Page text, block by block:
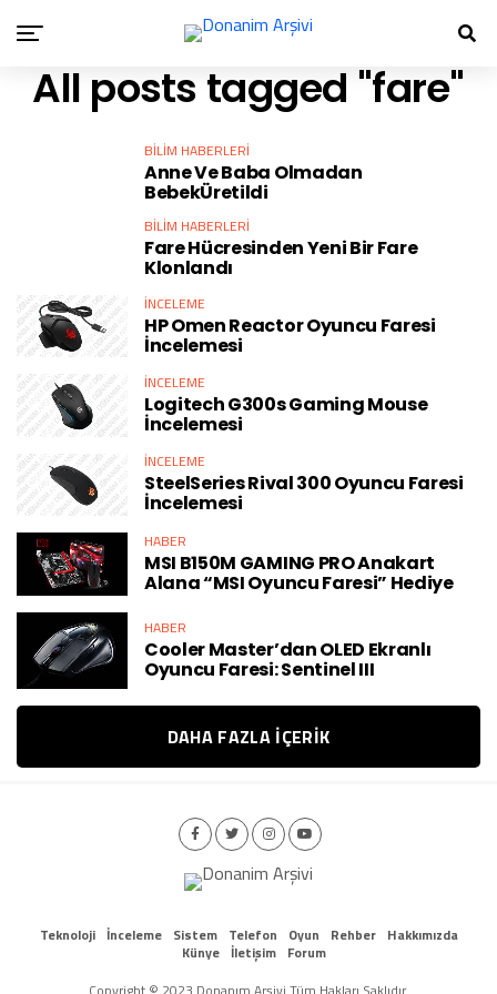
All posts tagged "fare"
BILIM HABERLERI
Anne Ve Baba Olmadan
BebekÜretildi
BILIM HABERLERI
Fare Hücresinden Yeni Bir Fare
Klonlandı
İNCELEME
HP Omen Reactor Oyuncu Faresi
İncelemesi
İNCELEME
Logitech G300s Gaming Mouse
İncelemesi
İNCELEME
SteelSeries Rival 300 Oyuncu Faresi
İncelemesi
HABER
MSI B150M GAMING PRO Anakart
Alana “MSI Oyuncu Faresi” Hediye
HABER
Cooler Master’dan OLED Ekranlı
Oyuncu Faresi: Sentinel III
DAHA FAZLA IÇERIK
Teknoloji İnceleme Sistem Telefon Oyun Rehber
Hakkımızda
Künye İletişim Forum
Copyright © 2023 Donanım Arşivi Tüm Hakları Saklıdır.